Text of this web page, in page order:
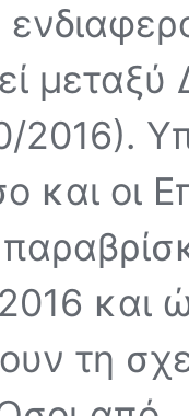
2016).
και οι
και
τη